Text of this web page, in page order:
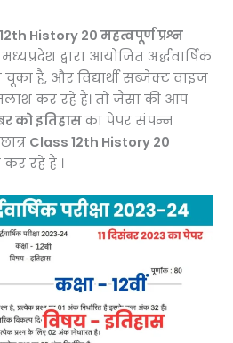
History 20 महत्वपूर्ण प्रश्न
मध्यप्रदेश द्वारा आयोजित अर्द्धवार्षिक
है, और विद्यार्थी सब्जेक्ट वाइज
कर रहे है। तो जैसा की आप
को इतिहासका पेपर संपन्न
Class 12th History 20
रहे है ।